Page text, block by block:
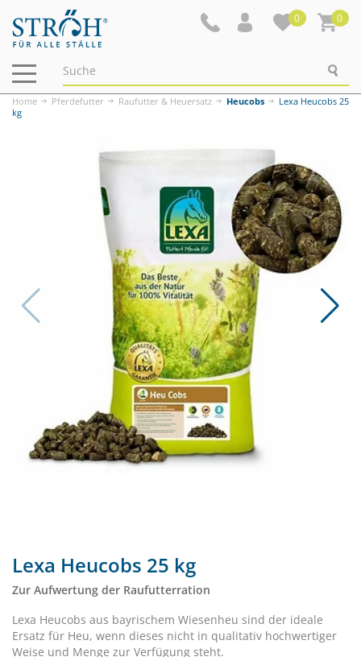
0 0
Navigation
ein-/ausblenden
Home Pferdefutter Raufutter & Heuersatz Heucobs
Lexa Heucobs 25
kg
Lexa Heucobs 25 kg
Zur Aufwertung der Raufutterration
Lexa Heucobs aus bayrischem Wiesenheu sind der ideale
Ersatz für Heu, wenn dieses nicht in qualitativ hochwertiger
Weise und Menge zur Verfügung steht.